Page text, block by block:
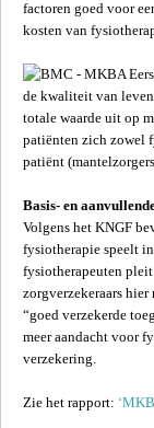
factoren goed voor
kosten van
de kwaliteit van
totale waarde uit op
patiënten zich zowel
patiënt
Basis- en
Volgens het KNGF
fysiotherapie speelt
fysiotherapeuten
zorgverzekeraars
“goed verzekerde
meer aandacht voor
verzekering.
Zie het rapport: